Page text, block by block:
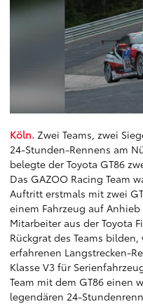
Köln. Zwei Teams, zwei
24-Stunden-Rennens am
belegte der Toyota GT86
Das GAZOO Racing Team
Auftritt erstmals mit zwei
einem Fahrzeug auf Anhieb
Mitarbeiter aus der Toyota
Rückgrat des Teams
erfahrenen Langstrecken-
Klasse V3 für
Team mit dem GT86 einen
legendären 24-